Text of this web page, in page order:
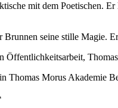
mit dem Poetischen.
Brunnen seine stille Magie.
Öffentlichkeitsarbeit,